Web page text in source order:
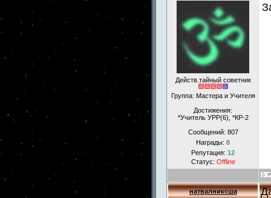
Действ.тайный советник
Группа: Мастера и Учителя
Достижения:
*Учитель УРР(6), *КР-2
Сообщений: 807
Награды: 8
Репутация: 12
Статус: Offline
натвалниксша